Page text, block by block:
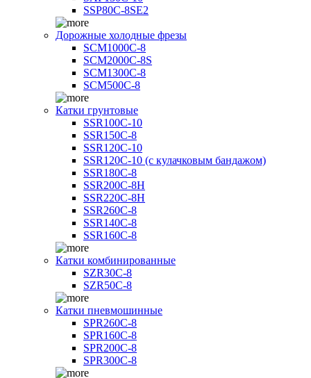
SSP80C-8SE2
Дорожные холодные фрезы
SCM1000C-8
SCM2000C-8S
SCM1300C-8
SCM500C-8
Катки грунтовые
SSR100C-10
SSR150C-8
SSR120C-10
SSR120C-10 (с кулачковым бандажом)
SSR180C-8
SSR200C-8H
SSR220C-8H
SSR260C-8
SSR140C-8
SSR160C-8
Катки комбинированные
SZR30C-8
SZR50C-8
Катки пневмошинные
SPR260C-8
SPR160C-8
SPR200C-8
SPR300C-8